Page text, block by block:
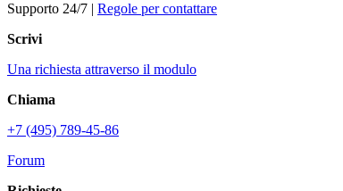
Supporto 24/7 | Regole per contattare
Scrivi
Una richiesta attraverso il modulo
Chiama
+7 (495) 789-45-86
Forum